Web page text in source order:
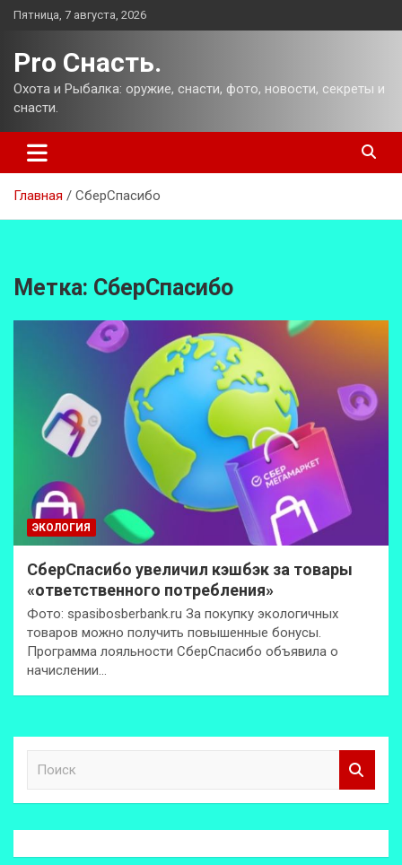
Перейти
Пятница, 7 августа, 2026
Pro Снасть.
Охота и Рыбалка: оружие, снасти, фото, новости, секреты и
снасти.
Главная СберСпасибо
Метка: СберСпасибо
ЭКОЛОГИЯ
СберСпасибо увеличил кэшбэк за товары
«ответственного потребления»
Фото: spasibosberbank.ru За покупку экологичных
товаров можно получить повышенные бонусы.
Программа лояльности СберСпасибо объявила о
начислении…
к